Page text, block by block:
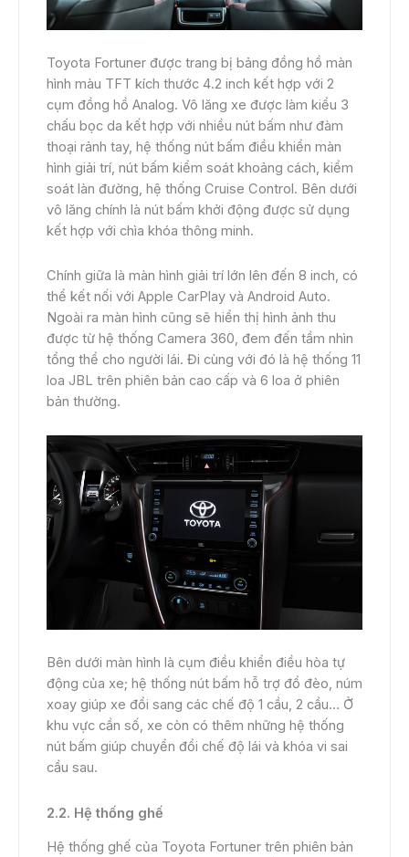
Toyota Fortuner được trang bị bảng đồng hồ màn
hình màu TFT kích thước 4.2 inch kết hợp với 2
cụm đồng hồ Analog. Vô lăng xe được làm kiểu 3
chấu bọc da kết hợp với nhiều nút bấm như đàm
thoại rảnh tay, hệ thống nút bấm điều khiển màn
hình giải trí, nút bấm kiểm soát khoảng cách, kiểm
soát làn đường, hệ thống Cruise Control. Bên dưới
vô lăng chính là nút bấm khởi động được sử dụng
kết hợp với chìa khóa thông minh.
Chính giữa là màn hình giải trí lớn lên đến 8 inch, có
thể kết nối với Apple CarPlay và Android Auto.
Ngoài ra màn hình cũng sẽ hiển thị hình ảnh thu
được từ hệ thống Camera 360, đem đến tầm nhìn
tổng thể cho người lái. Đi cùng với đó là hệ thống 11
loa JBL trên phiên bản cao cấp và 6 loa ở phiên
bản thường.
Bên dưới màn hình là cụm điều khiển điều hòa tự
động của xe; hệ thống nút bấm hỗ trợ đổ đèo, núm
xoay giúp xe đổi sang các chế độ 1 cầu, 2 cầu… Ở
khu vực cần số, xe còn có thêm những hệ thống
nút bấm giúp chuyển đổi chế độ lái và khóa vi sai
cầu sau.
2.2. Hệ thống ghế
Hệ thống ghế của Toyota Fortuner trên phiên bản